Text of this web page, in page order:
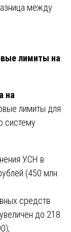
между
лимиты на
на
лимиты для
систему
УСН в
(450 млн
средств
до 218